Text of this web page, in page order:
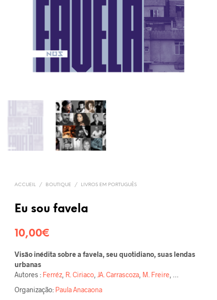
ACCUEIL / BOUTIQUE / LIVROS EM PORTUGUÊS
Eu sou favela
10,00€
Visão inédita sobre a favela, seu quotidiano, suas lendas
urbanas
Autores : Ferréz R. Ciriaco JA. Carrascoza M. Freire
Organização: Paula Anacaona